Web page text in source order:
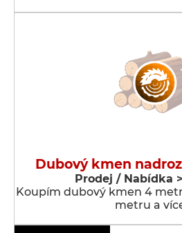
Dubový kmen
Prodej / Nabídka
Koupím dubový kmen 4
metru a